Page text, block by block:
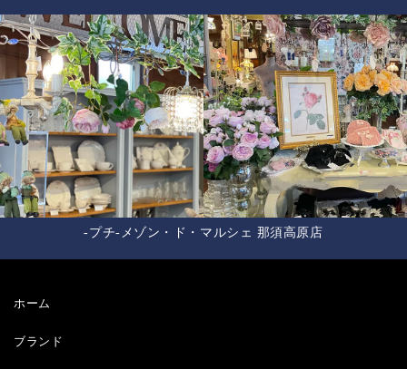
-プチ-メゾン・ド・マルシェ 那須高原店
ホーム
ブランド